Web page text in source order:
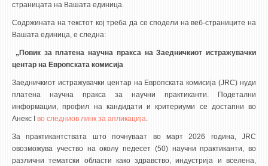
страницата на Вашата единица.
Содржината на текстот кој треба да се сподели на веб-страниците на
Вашата единица, е следна:
„ Повик за платена научна пракса на Заедничкиот истражувачки
центар на Европската комисија
Заедничкиот истражувачки центар на Европската комисија (JRC) нуди
платенa научнa пракса за научни практиканти. Подетални
информации, профил на кандидати и критериуми се достапни во
Анекс I во следниов линк за апликација.
За практикантствата што почнуваат во март 2026 година, JRC
овозможува учество на околу педесет (50) научни практиканти, во
различни тематски области како здравство, индустрија и вселена,